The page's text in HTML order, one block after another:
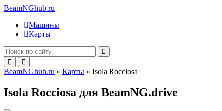
BeamNGhub ru
Машины
Карты
BeamNGhub.ru » Карты » Isola Rocciosa
Isola Rocciosa для BeamNG.drive